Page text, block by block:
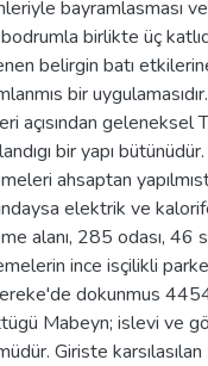
bayramlasması
bodrumla birlikte üç
belirgin batı
bir
açısından
bir yapı
ahsaptan
elektrik ve
alanı, 285 odası, 46
ince isçilikli
dokunmus
Mabeyn; islevi ve
Giriste